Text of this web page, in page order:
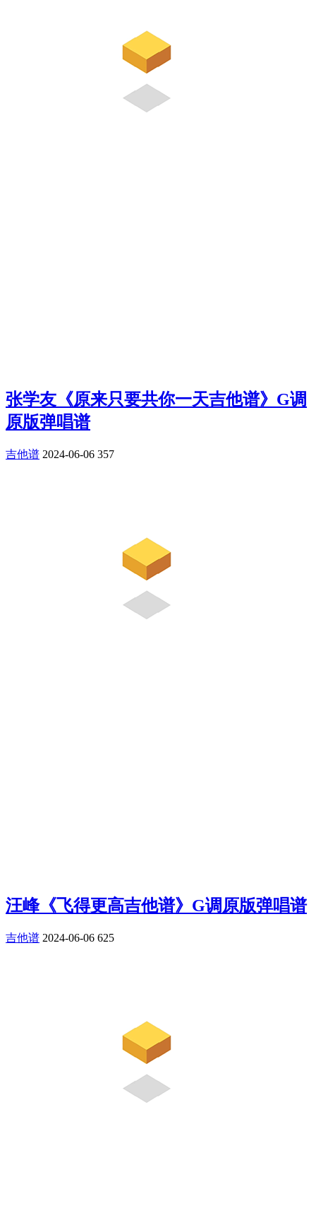
张学友《原来只要共你一天吉他谱》G调
原版弹唱谱
吉他谱 2024-06-06 357
汪峰《飞得更高吉他谱》G调原版弹唱谱
吉他谱 2024-06-06 625